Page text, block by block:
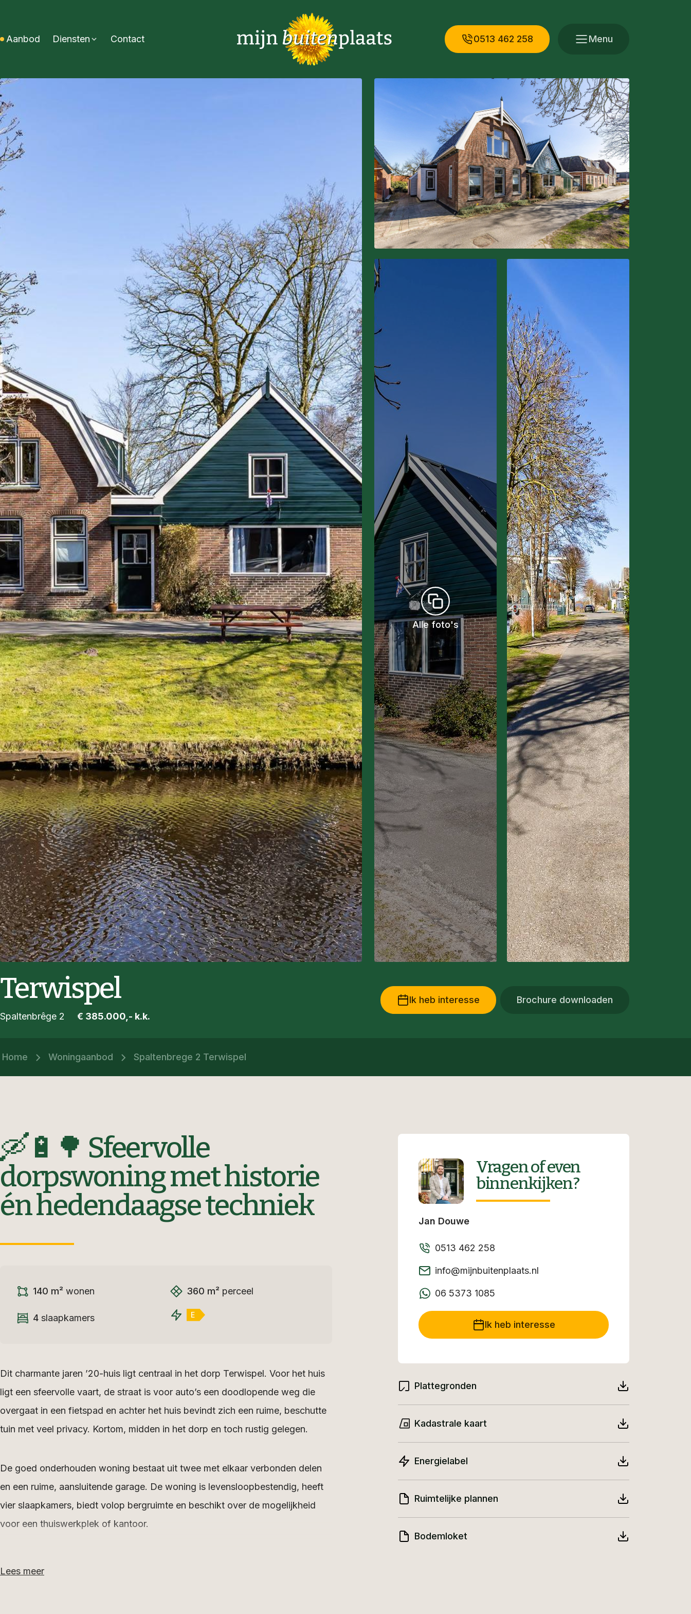
Aanbod Diensten Contact 0513 462 258 Menu
Alle foto's
Terwispel
Spaltenbrêge 2 € 385.000,- k.k.
Ik heb interesse Brochure downloaden
Home Woningaanbod Spaltenbrege 2 Terwispel
🛶🔋🌳 Sfeervolle
dorpswoning met historie
én hedendaagse techniek
140 m² wonen 360 m² perceel
4 slaapkamers E
Dit charmante jaren ’20-huis ligt centraal in het dorp Terwispel. Voor het huis
ligt een sfeervolle vaart, de straat is voor auto’s een doodlopende weg die
overgaat in een fietspad en achter het huis bevindt zich een ruime, beschutte
tuin met veel privacy. Kortom, midden in het dorp en toch rustig gelegen.
De goed onderhouden woning bestaat uit twee met elkaar verbonden delen
en een ruime, aansluitende garage. De woning is levensloopbestendig, heeft
vier slaapkamers, biedt volop bergruimte en beschikt over de mogelijkheid
voor een thuiswerkplek of kantoor.
Lees meer
Vragen of even
binnenkijken?
Jan Douwe
0513 462 258
info@mijnbuitenplaats.nl
06 5373 1085
Ik heb interesse
Plattegronden
Kadastrale kaart
Energielabel
Ruimtelijke plannen
Bodemloket